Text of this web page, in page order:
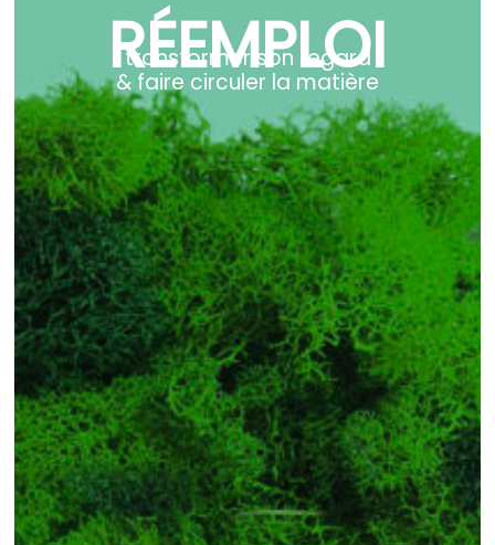
RÉEMPLOI
transformer son regard
& faire circuler la matière